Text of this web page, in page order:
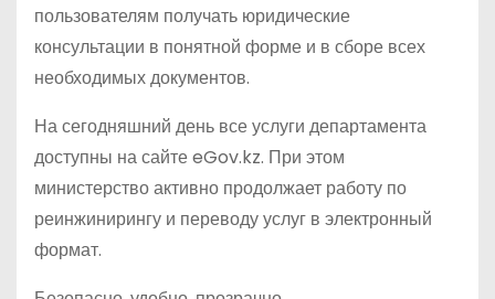
пользователям получать юридические
консультации в понятной форме и в сборе всех
необходимых документов.
На сегодняшний день все услуги департамента
доступны на сайте eGov.kz. При этом
министерство активно продолжает работу по
реинжинирингу и переводу услуг в электронный
формат.